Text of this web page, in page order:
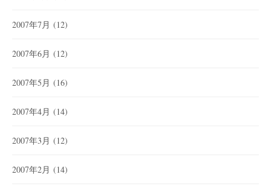
2007年7月 (12)
2007年6月 (12)
2007年5月 (16)
2007年4月 (14)
2007年3月 (12)
2007年2月 (14)